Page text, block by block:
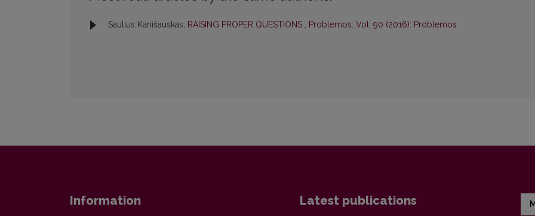
Saulius Kanišauskas, RAISING PROPER QUESTIONS , Problemos: Vol. 90 (2016): Problemos
Information Latest publications